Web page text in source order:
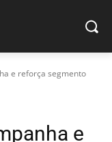
e reforça segmento
e